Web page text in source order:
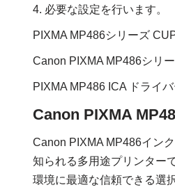
4. 必要な設定を行います。
PIXMA MP486シリーズ
Canon PIXMA MP486シリ
PIXMA MP486 ICA ドライ
Canon PIXMA
Canon PIXMA MP486イン
知られる多用途プリンター
環境に最適な信頼できる選